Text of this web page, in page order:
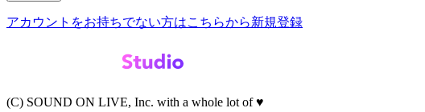
アカウントをお持ちでない方はこちらから新規登録
(C) SOUND ON LIVE, Inc. with a whole lot of ♥